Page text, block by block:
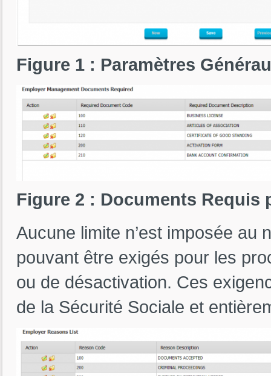
Figure 1 : Paramètres
Figure 2 : Documents Requis
Aucune limite n’est imposée au
pouvant être exigés pour les
ou de désactivation. Ces
de la Sécurité Sociale et